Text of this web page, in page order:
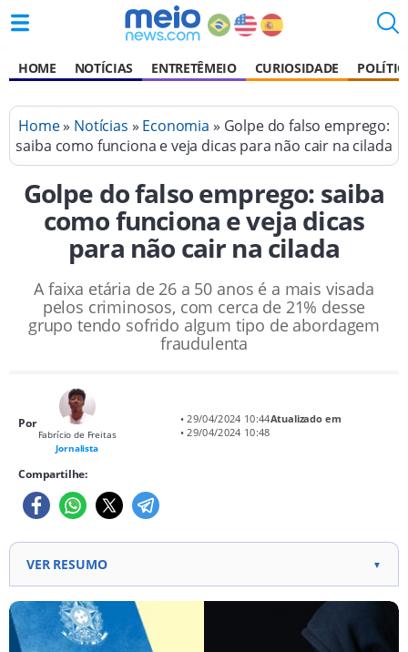
HOME NOTÍCIAS ENTRETÊMEIO CURIOSIDADE
Home» Notícias » Economia » Golpe do falso emprego:
saiba como funciona e veja dicas para não cair na cilada
Golpe do falso emprego: saiba
como funciona e veja dicas
para não cair na cilada
A faixa etária de 26 a 50 anos é a mais visada
pelos criminosos, com cerca de 21% desse
grupo tendo sofrido algum tipo de abordagem
fraudulenta
Por
Fabrício de Freitas
Jornalista
• 29/04/2024 10:44Atualizado em
• 29/04/2024 10:48
Compartilhe:
VER RESUMO ▼
Golpes em alta: Falsas vagas de emprego
aumentam com o mercado aquecido, atingindo